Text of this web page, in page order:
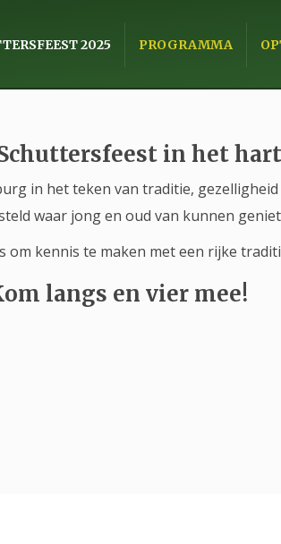
2025 PROGRAMMA
in het
in het teken van traditie,
waar jong en oud van kunnen
kennis te maken met een rijke
langs en vier mee!